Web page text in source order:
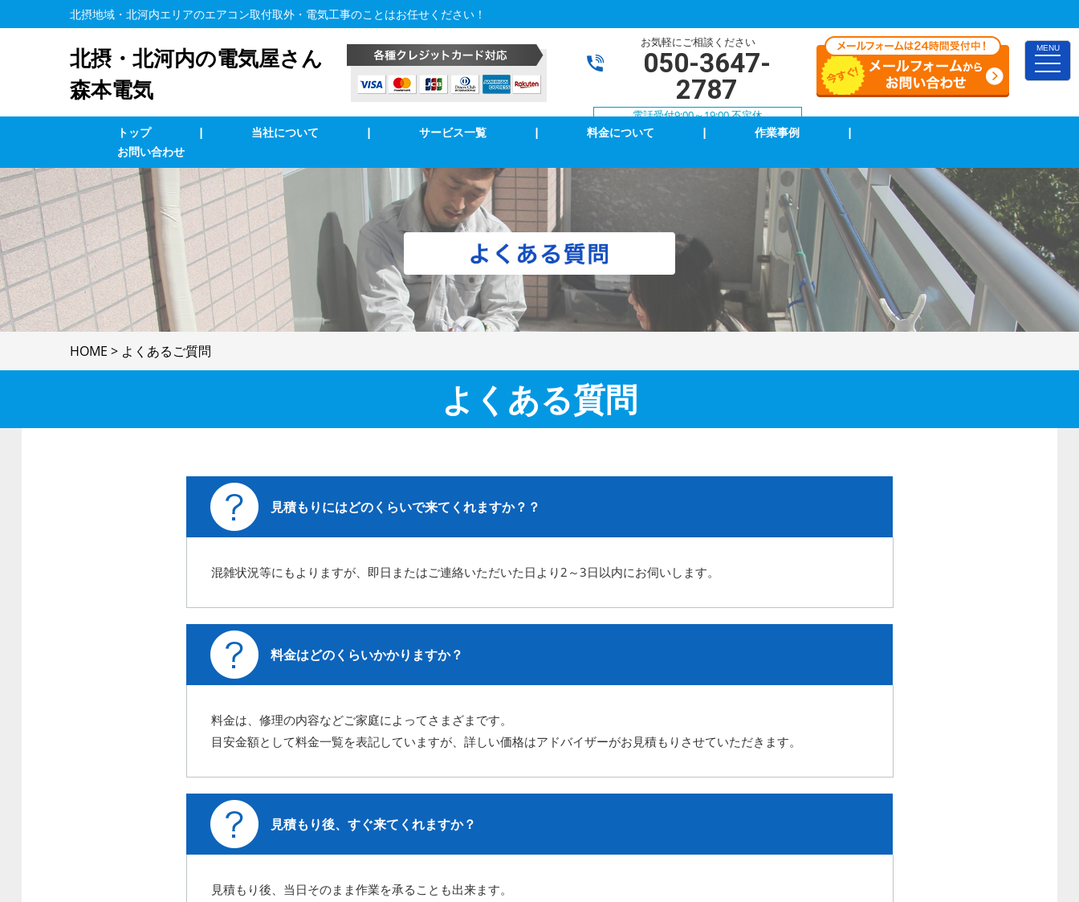
MENU
toggle
北摂地域・北河内エリアのエアコン取付取外・電気工事のことはお任せください！
北摂・北河内の電気屋さん
森本電気
お気軽にご相談ください
050-3647-
2787
電話受付9:00～19:00 不定休
トップ | 当社について | サービス一覧
業務用エアコン交換・取付・修理 エアコン修理・取付 TVアンテナ修理・取付
インターホン修理・取付
照明の修理・取付
コンセント修理・取付 スイッチ修理・取付
ブレーカー修理・取付
単相３線式切替工事
浴室乾燥機取付
LAN、電気配線工事
防犯カメラ
家庭用EV充電工事 4k・8k受信工事
| 料金について | 作業事例
|
お問い合わせ
HOME > よくあるご質問
よくある質問
見積もりにはどのくらいで来てくれますか？？
混雑状況等にもよりますが、即日またはご連絡いただいた日より2～3日以内にお伺いします。
料金はどのくらいかかりますか？
料金は、修理の内容などご家庭によってさまざまです。
目安金額として料金一覧を表記していますが、詳しい価格はアドバイザーがお見積もりさせていただきます。
見積もり後、すぐ来てくれますか？
見積もり後、当日そのまま作業を承ることも出来ます。